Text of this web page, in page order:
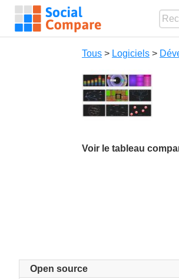
Tous > Logiciels >
Voir le tableau
Open source